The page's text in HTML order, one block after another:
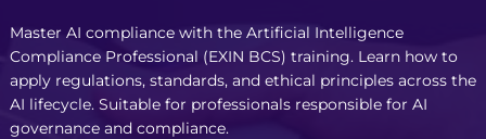
Master AI compliance with the Artificial Intelligence
Compliance Professional (EXIN BCS) training. Learn how to
apply regulations, standards, and ethical principles across the
AI lifecycle. Suitable for professionals responsible for AI
governance and compliance.